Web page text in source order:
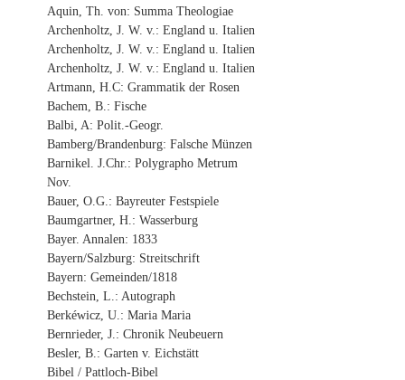
Aquin, Th. von: Summa Theologiae
Archenholtz, J. W. v.: England u. Italien
Archenholtz, J. W. v.: England u. Italien
Archenholtz, J. W. v.: England u. Italien
Artmann, H.C: Grammatik der Rosen
Bachem, B.: Fische
Balbi, A: Polit.-Geogr.
Bamberg/Brandenburg: Falsche Münzen
Barnikel. J.Chr.: Polygrapho Metrum
Nov.
Bauer, O.G.: Bayreuter Festspiele
Baumgartner, H.: Wasserburg
Bayer. Annalen: 1833
Bayern/Salzburg: Streitschrift
Bayern: Gemeinden/1818
Bechstein, L.: Autograph
Berkéwicz, U.: Maria Maria
Bernrieder, J.: Chronik Neubeuern
Besler, B.: Garten v. Eichstätt
Bibel / Pattloch-Bibel